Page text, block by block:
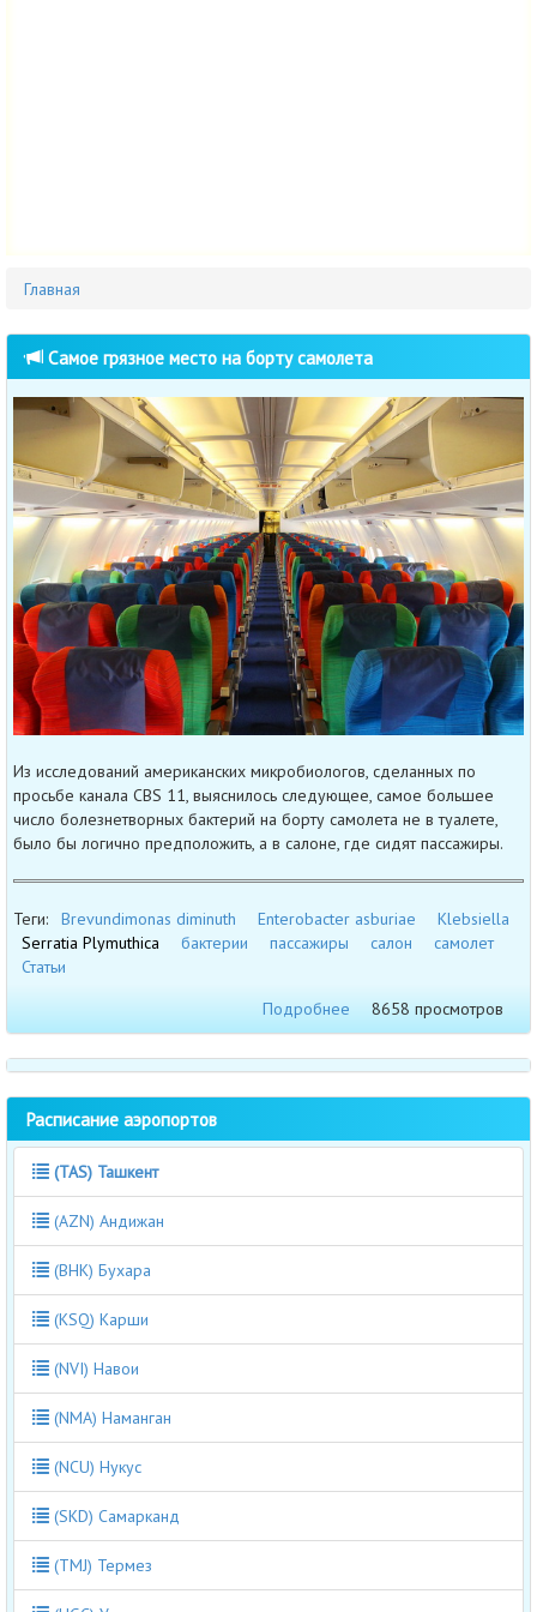
Главная
Самое грязное место на борту самолета
Из исследований американских микробиологов, сделанных по
просьбе канала CBS 11, выяснилось следующее, самое большее
число болезнетворных бактерий на борту самолета не в туалете,
было бы логично предположить, а в салоне, где сидят пассажиры.
Теги: Brevundimonas diminuth Enterobacter asburiae
Klebsiella
Serratia Plymuthica
бактерии пассажиры салон
самолет
Статьи
Подробнее
8658 просмотров
Расписание аэропортов
(TAS) Ташкент
(AZN) Андижан
(BHK) Бухара
(KSQ) Карши
(NVI) Навои
(NMA) Наманган
(NCU) Нукус
(SKD) Самарканд
(TMJ) Термез